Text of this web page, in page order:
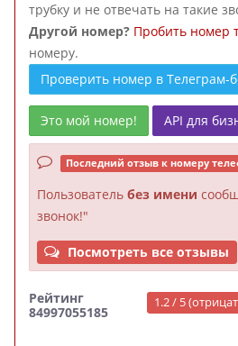
трубку и не отвечать на такие
Другой номер? Пробить номер
номеру.
Проверить номер в Телеграм-
Это мой номер! API для
Последний отзыв к номеру
Пользователь без имени
звонок!"
Посмотреть все отзывы
Рейтинг
84997055185
1.2 / 5